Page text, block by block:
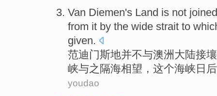
Van Diemen's Land is not
from it by the wide strait to
given.
范迪 门斯地并不与澳洲 大陆接
峡与之隔海相望， 这个海峡日后
youdao